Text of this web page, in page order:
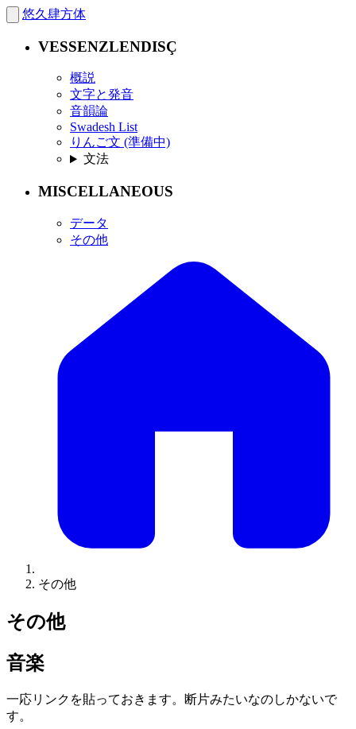
悠久肆方体
VESSENZLENDISÇ
概説
文字と発音
音韻論
Swadesh List
りんご文 (準備中)
文法
MISCELLANEOUS
データ
その他
その他
その他
音楽
一応リンクを貼っておきます。断片みたいなのしかないで
す。